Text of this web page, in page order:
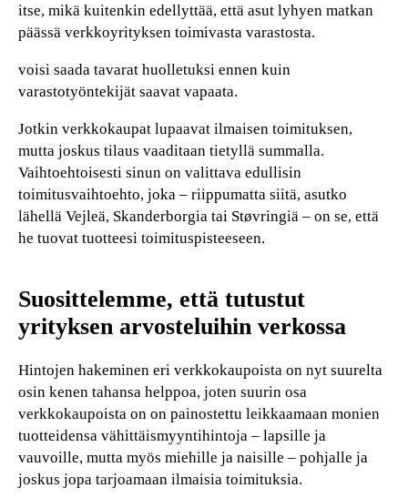
itse, mikä kuitenkin edellyttää, että asut lyhyen matkan
päässä verkkoyrityksen toimivasta varastosta.
voisi saada tavarat huolletuksi ennen kuin
varastotyöntekijät saavat vapaata.
Jotkin verkkokaupat lupaavat ilmaisen toimituksen,
mutta joskus tilaus vaaditaan tietyllä summalla.
Vaihtoehtoisesti sinun on valittava edullisin
toimitusvaihtoehto, joka – riippumatta siitä, asutko
lähellä Vejleä, Skanderborgia tai Støvringiä – on se, että
he tuovat tuotteesi toimituspisteeseen.
Suosittelemme, että tutustut
yrityksen arvosteluihin verkossa
Hintojen hakeminen eri verkkokaupoista on nyt suurelta
osin kenen tahansa helppoa, joten suurin osa
verkkokaupoista on on painostettu leikkaamaan monien
tuotteidensa vähittäismyyntihintoja – lapsille ja
vauvoille, mutta myös miehille ja naisille – pohjalle ja
joskus jopa tarjoamaan ilmaisia toimituksia.